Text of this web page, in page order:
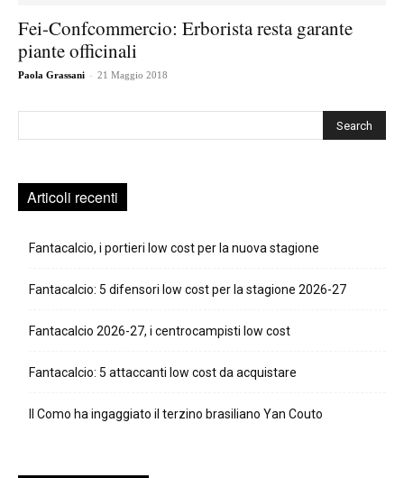
Fei-Confcommercio: Erborista resta garante
piante officinali
Paola Grassani - 21 Maggio 2018
Articoli recenti
Fantacalcio, i portieri low cost per la nuova stagione
Fantacalcio: 5 difensori low cost per la stagione 2026-27
Fantacalcio 2026-27, i centrocampisti low cost
Fantacalcio: 5 attaccanti low cost da acquistare
Il Como ha ingaggiato il terzino brasiliano Yan Couto